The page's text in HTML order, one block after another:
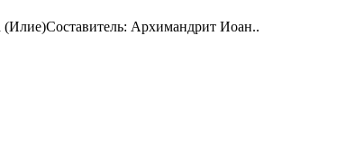
Архимандрит Иоан..